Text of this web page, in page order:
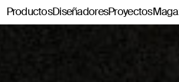
ProductosDiseñadoresProyectos